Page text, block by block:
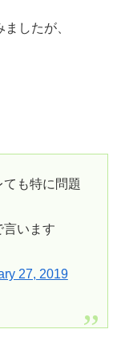
したが、
も特に問題
言います
27, 2019